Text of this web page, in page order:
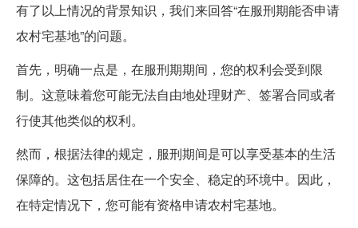
有了以上情况的背景知识，我们来回答“在服刑期能否申请
农村宅基地”的问题。
首先，明确一点是，在服刑期期间，您的权利会受到限
制。这意味着您可能无法自由地处理财产、签署合同或者
行使其他类似的权利。
然而，根据法律的规定，服刑期间是可以享受基本的生活
保障的。这包括居住在一个安全、稳定的环境中。因此，
在特定情况下，您可能有资格申请农村宅基地。